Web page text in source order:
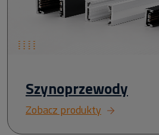
Szynoprzewody
Zobacz produkty